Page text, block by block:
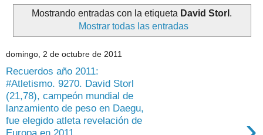
Mostrando entradas con la etiqueta David Storl .
Mostrar todas las entradas
domingo, 2 de octubre de 2011
Recuerdos año 2011:
#Atletismo. 9270. David Storl
(21,78), campeón mundial de
lanzamiento de peso en Daegu,
fue elegido atleta revelación de